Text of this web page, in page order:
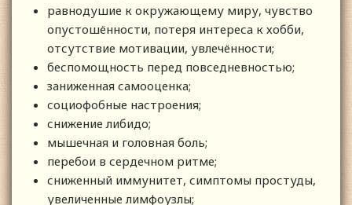
равнодушие к окружающему миру, чувство
опустошённости, потеря интереса к хобби,
отсутствие мотивации, увлечённости;
беспомощность перед повседневностью;
заниженная самооценка;
социофобные настроения;
снижение либидо;
мышечная и головная боль;
перебои в сердечном ритме;
сниженный иммунитет, симптомы простуды,
увеличенные лимфоузлы;